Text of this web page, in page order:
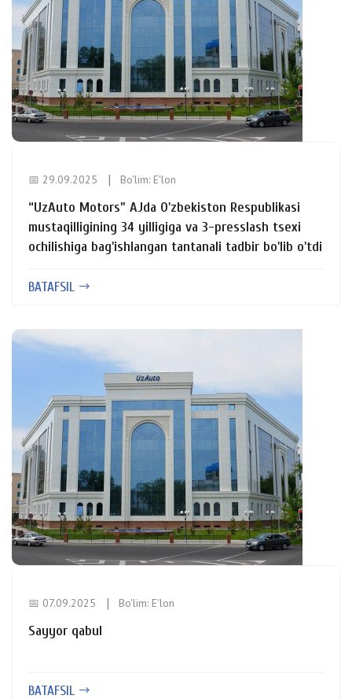
📅 29.09.2025 Bo'lim: E'lon
“UzAuto Motors” AJda O'zbekiston Respublikasi
mustaqilligining 34 yilligiga va 3-presslash tsexi
ochilishiga bag'ishlangan tantanali tadbir bo'lib o'tdi
BATAFSIL
📅 07.09.2025 Bo'lim: E'lon
Sayyor qabul
BATAFSIL